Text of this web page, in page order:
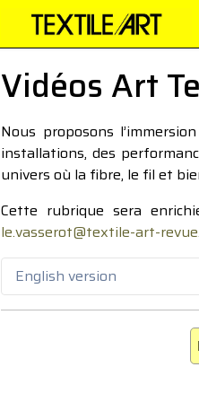
Vidéos Art
Nous proposons
installations, des
univers où la fibre, le fil et
Cette rubrique sera
le.vasserot@textile-art-
English version